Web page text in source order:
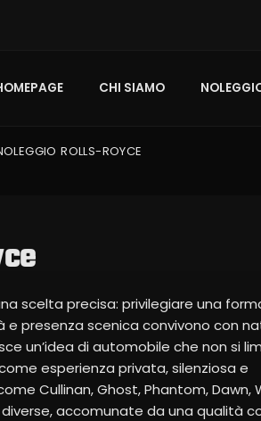
CHI SIAMO
ROLLS-ROYCE
scelta precisa: privilegiare una
presenza scenica convivono con
un’idea di automobile che non si
esperienza privata, silenziosa e
Cullinan, Ghost, Phantom, Dawn,
accomunate da una qualità